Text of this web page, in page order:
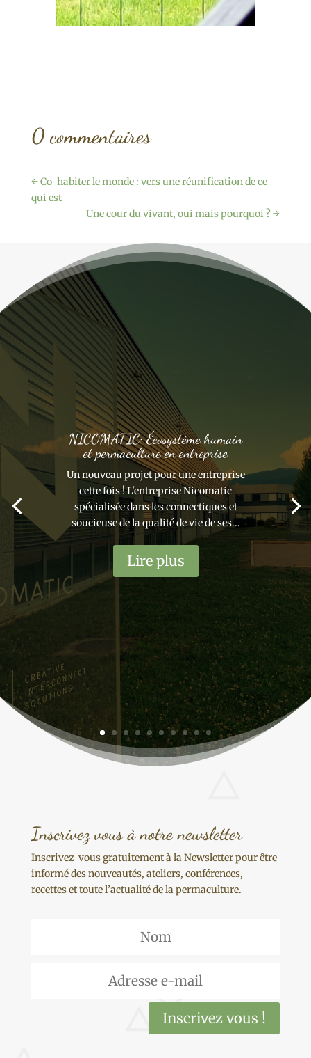
0 commentaires
←Co-habiter le monde : vers une réunification de ce
qui est
Une cour du vivant, oui mais pourquoi ?→
NICOMATIC: Écosystème humain
et permaculture en entreprise
Un nouveau projet pour une entreprise
cette fois ! L'entreprise Nicomatic
spécialisée dans les connectiques et
soucieuse de la qualité de vie de ses...
Lire plus
Inscrivez vous à notre newsletter
Inscrivez-vous gratuitement à la Newsletter pour être
informé des nouveautés, ateliers, conférences,
recettes et toute l’actualité de la permaculture.
Inscrivez vous !